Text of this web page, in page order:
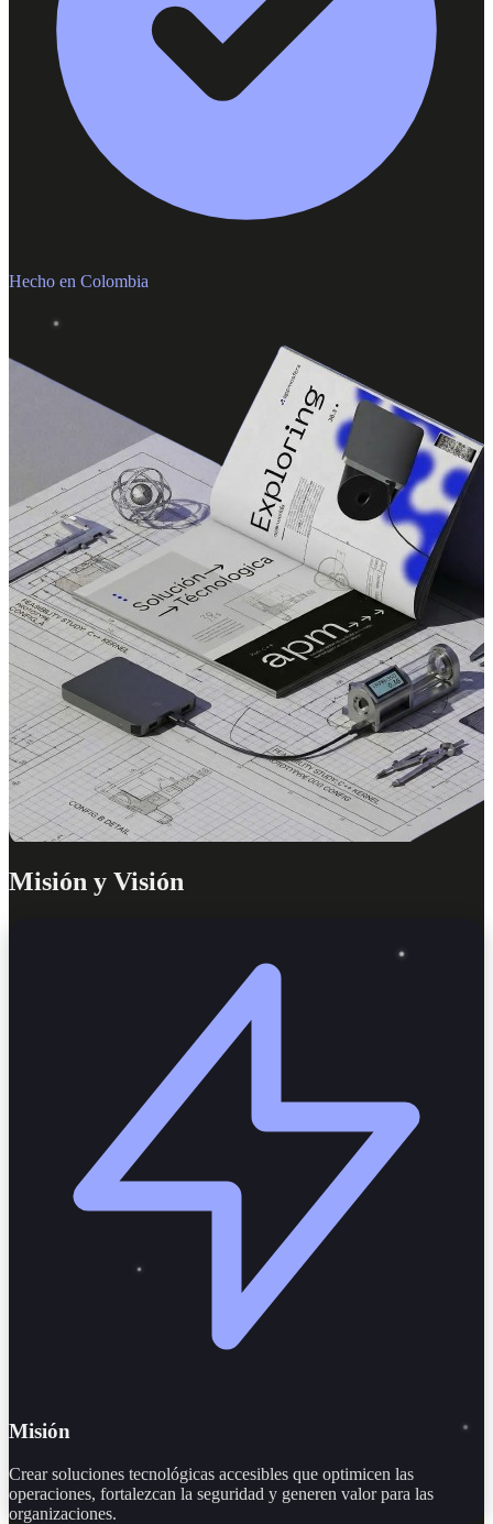
Hecho en Colombia
Misión y Visión
Misión
Crear soluciones tecnológicas accesibles que optimicen las
operaciones, fortalezcan la seguridad y generen valor para las
organizaciones.